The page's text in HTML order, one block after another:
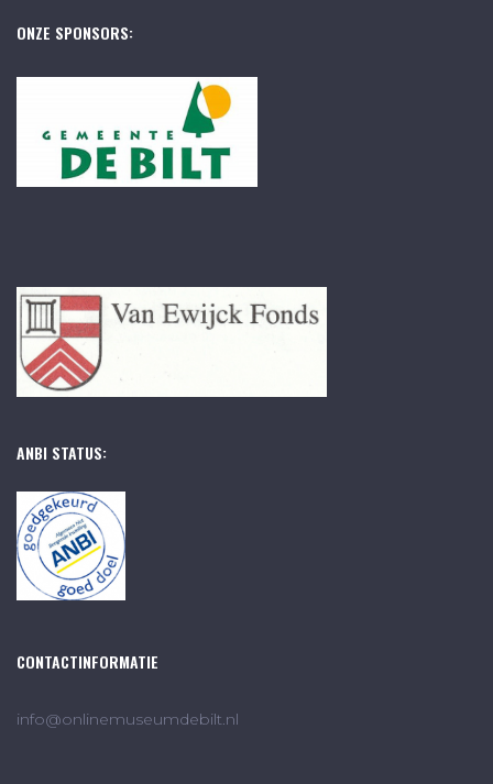
ONZE SPONSORS:
ANBI STATUS:
CONTACTINFORMATIE
info@onlinemuseumdebilt.nl